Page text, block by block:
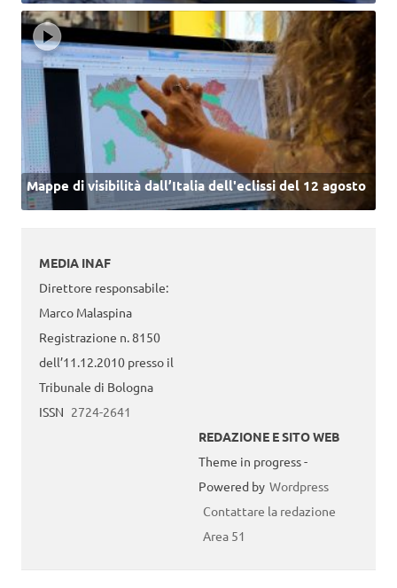
Mappe di visibilità dall’Italia dell'eclissi del 12 agosto
MEDIA INAF
Direttore responsabile:
Marco Malaspina
Registrazione n. 8150
dell’11.12.2010 presso il
Tribunale di Bologna
ISSN 2724-2641
REDAZIONE E SITO WEB
Theme in progress -
Powered by Wordpress
Contattare la redazione
Area 51